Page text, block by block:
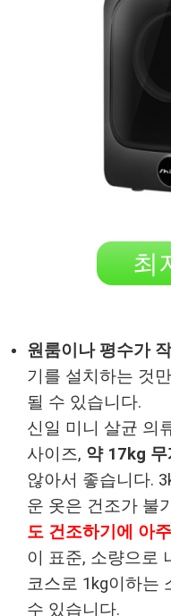
최
원룸이나 평수가
기를 설치하는 것
될 수 있습니다.
신일 미니 살균 의
사이즈, 약 17kg 무
않아서 좋습니다.
운 옷은 건조가 불
도 건조하기에 아
이 표준, 소량으로
코스로 1kg이하는
수 있습니다.